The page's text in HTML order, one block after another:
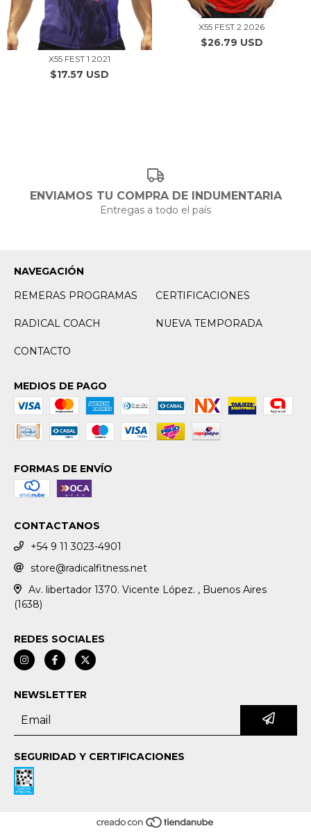
X55 FEST 1 2021
$17.57 USD
X55 FEST 2 2026
$26.79 USD
ENVIAMOS TU COMPRA DE INDUMENTARIA
Entregas a todo el país
NAVEGACIÓN
REMERAS PROGRAMAS
CERTIFICACIONES
RADICAL COACH NUEVA TEMPORADA
CONTACTO
MEDIOS DE PAGO
FORMAS DE ENVÍO
CONTACTANOS
+54 9 11 3023-4901
store@radicalfitness.net
Av. libertador 1370. Vicente López. , Buenos Aires
(1638)
REDES SOCIALES
NEWSLETTER
SEGURIDAD Y CERTIFICACIONES